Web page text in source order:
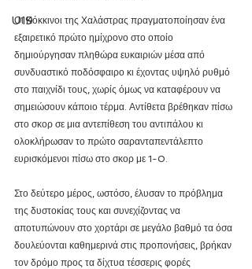
U19
Οι Κόκκινοι της Χαλάστρας πραγματοποίησαν ένα
εξαιρετικό πρώτο ημίχρονο στο οποίο
δημιούργησαν πληθώρα ευκαιριών μέσα από
συνδυαστικό ποδόσφαιρο κι έχοντας υψηλό ρυθμό
στο παιχνίδι τους, χωρίς όμως να καταφέρουν να
σημειώσουν κάποιο τέρμα. Αντίθετα βρέθηκαν πίσω
στο σκορ σε μια αντεπίθεση του αντιπάλου κι
ολοκλήρωσαν το πρώτο σαρανταπεντάλεπτο
ευρισκόμενοι πίσω στο σκορ με 1-0.
Στο δεύτερο μέρος, ωστόσο, έλυσαν το πρόβλημα
της δυστοκίας τους και συνεχίζοντας να
αποτυπώνουν στο χορτάρι σε μεγάλο βαθμό τα όσα
δουλεύονται καθημερινά στις προπονήσεις, βρήκαν
τον δρόμο προς τα δίχτυα τέσσερις φορές